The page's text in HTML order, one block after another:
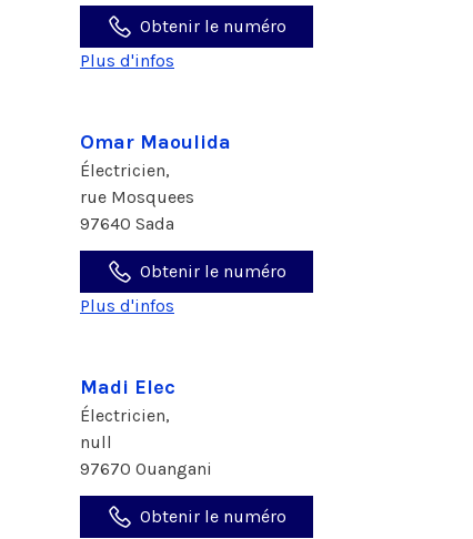
Obtenir le numéro
Plus d'infos
Omar Maoulida
Électricien,
rue Mosquees
97640 Sada
Obtenir le numéro
Plus d'infos
Madi Elec
Électricien,
null
97670 Ouangani
Obtenir le numéro